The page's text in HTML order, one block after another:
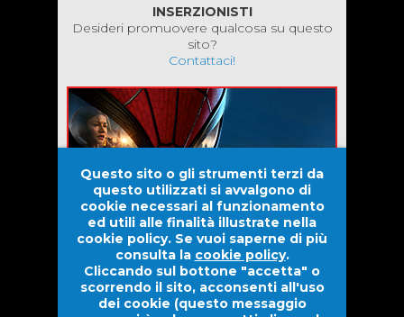
Questo sito o gli strumenti terzi da
questo utilizzati si avvalgono di
cookie necessari al funzionamento
ed utili alle finalità illustrate nella
cookie policy. Se vuoi saperne di più
consulta la cookie policy.
Cliccando sul bottone "accetta" o
scorrendo il sito, acconsenti all'uso
dei cookie (questo messaggio
INSERZIONISTI
Desideri promuovere qualcosa su questo
sito?
Contattaci!